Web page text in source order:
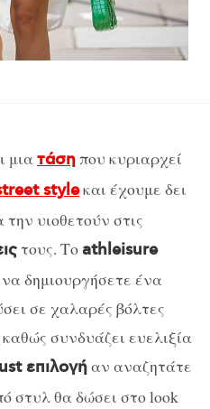
μιατάσηπου κυριαρχεί
styleκαι έχουμε δει
υιοθετούν στις
τους. Τοathleisure
να δημιουργήσετε ένα
σε χαλαρές βόλτες
συνδυάζει ευελιξία
επιλογήαν αναζητάτε
στυλ θα δώσει στο look